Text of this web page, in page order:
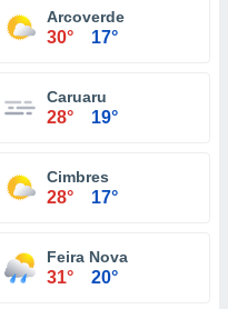
Arcoverde
30° 17°
Caruaru
28° 19°
Cimbres
28° 17°
Feira Nova
31° 20°